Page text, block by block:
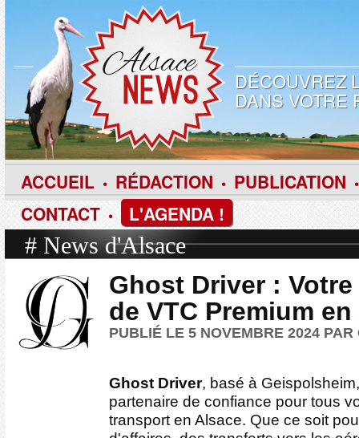
DÉCOUVREZ
DANS VOTRE
ACCUEIL • RÉDACTION • PUBLICATION •
CONTACT • L'AGENDA !
# News d'Alsace
Ghost Driver :
de VTC Premium
PUBLIÉ LE 5 NOVEMBRE 2024 PAR
Ghost Driver, basé à
partenaire de confiance pour tous
transport en Alsace. Que ce soit